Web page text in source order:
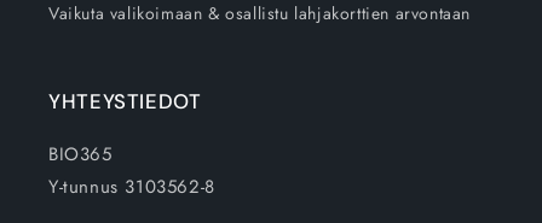
Vaikuta valikoimaan & osallistu lahjakorttien arvontaan
YHTEYSTIEDOT
BIO365
Y-tunnus 3103562-8